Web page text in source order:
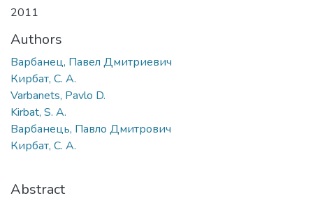
2011
Authors
Варбанец, Павел Дмитриевич
Кирбат, С. А.
Varbanets, Pavlo D.
Kirbat, S. A.
Варбанець, Павло Дмитрович
Кирбат, С. А.
Abstract